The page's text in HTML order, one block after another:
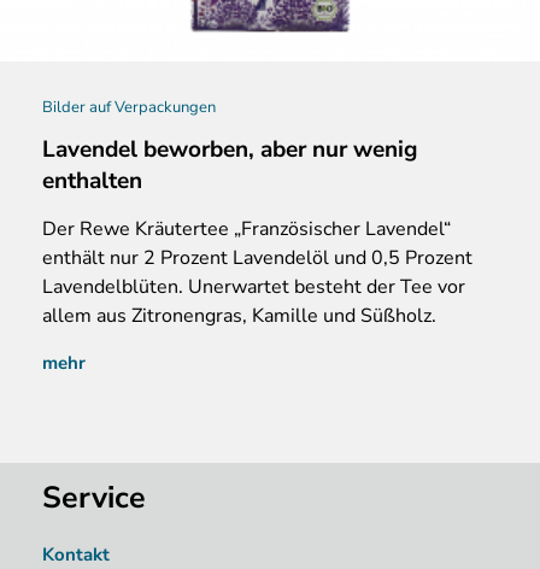
Bilder auf Verpackungen
Lavendel beworben, aber nur wenig
enthalten
Der Rewe Kräutertee „Französischer Lavendel“
enthält nur 2 Prozent Lavendelöl und 0,5 Prozent
Lavendelblüten. Unerwartet besteht der Tee vor
allem aus Zitronengras, Kamille und Süßholz.
mehr
Service
Kontakt